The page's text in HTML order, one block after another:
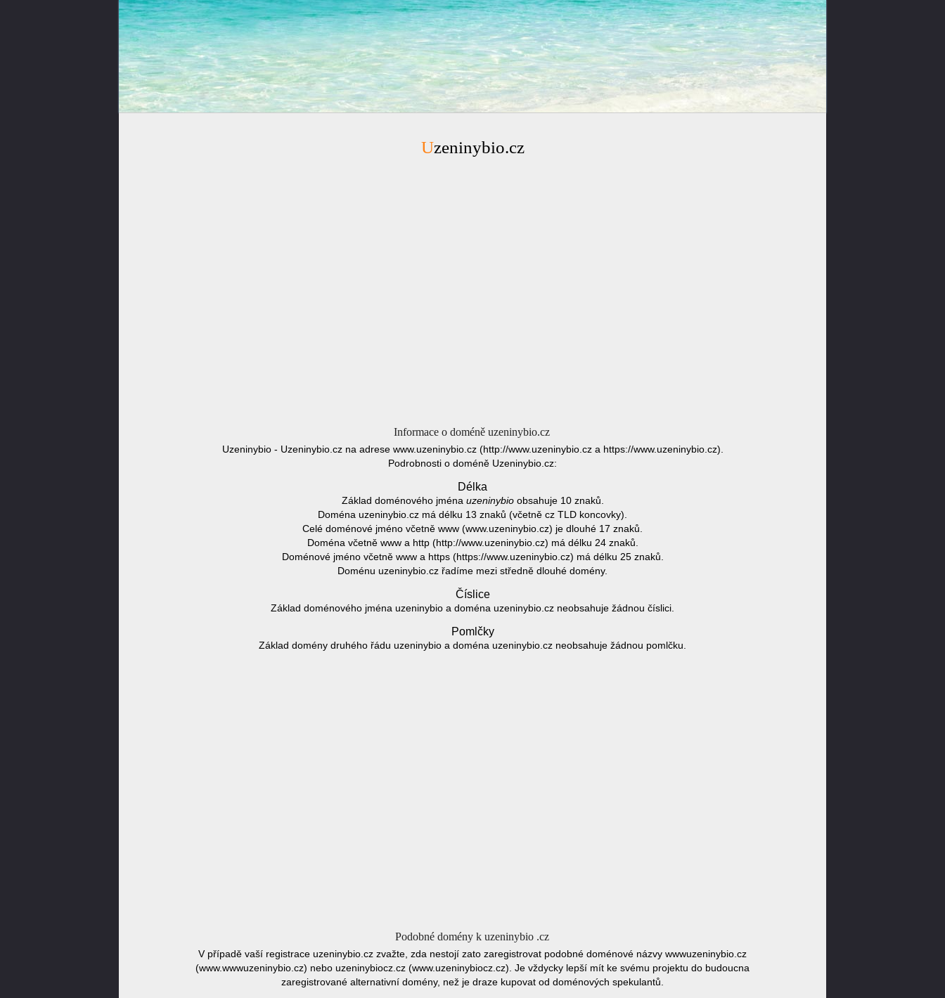
Uzeninybio.cz
Informace o doméně uzeninybio.cz
Uzeninybio - Uzeninybio.cz na adrese www.uzeninybio.cz (http://www.uzeninybio.cz a https://www.uzeninybio.cz).
Podrobnosti o doméně Uzeninybio.cz:
Délka
Základ doménového jména uzeninybioobsahuje 10 znaků.
Doména uzeninybio.cz má délku 13 znaků (včetně cz TLD koncovky).
Celé doménové jméno včetně www (www.uzeninybio.cz) je dlouhé 17 znaků.
Doména včetně www a http (http://www.uzeninybio.cz) má délku 24 znaků.
Doménové jméno včetně www a https (https://www.uzeninybio.cz) má délku 25 znaků.
Doménu uzeninybio.cz řadíme mezi středně dlouhé domény.
Číslice
Základ doménového jména uzeninybio a doména uzeninybio.cz neobsahuje žádnou číslici.
Pomlčky
Základ domény druhého řádu uzeninybio a doména uzeninybio.cz neobsahuje žádnou pomlčku.
Podobné domény k uzeninybio .cz
V případě vaší registrace uzeninybio.cz zvažte, zda nestojí zato zaregistrovat podobné doménové názvy wwwuzeninybio.cz
(www.wwwuzeninybio.cz) nebo uzeninybiocz.cz (www.uzeninybiocz.cz). Je vždycky lepší mít ke svému projektu do budoucna
zaregistrované alternativní domény, než je draze kupovat od doménových spekulantů.